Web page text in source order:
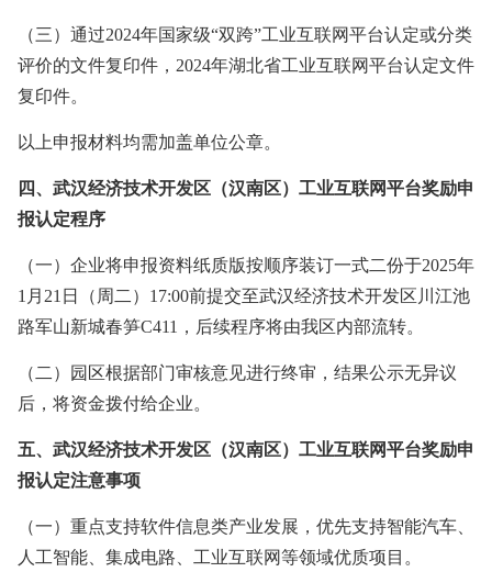
（三）通过2024年国家级“双跨”工业互联网平台认定或分类
评价的文件复印件，2024年湖北省工业互联网平台认定文件
复印件。
以上申报材料均需加盖单位公章。
四、 武汉经济技术开发区（汉南区）工业互联网平台奖励申
报认定程序
（一）企业将申报资料纸质版按顺序装订一式二份于2025年
1月21日（周二）17:00前提交至武汉经济技术开发区川江池
路军山新城春笋C411，后续程序将由我区内部流转。
（二）园区根据部门审核意见进行终审，结果公示无异议
后，将资金拨付给企业。
五、 武汉经济技术开发区（汉南区）工业互联网平台奖励申
报认定注意事项
（一）重点支持软件信息类产业发展，优先支持智能汽车、
人工智能、集成电路、工业互联网等领域优质项目。